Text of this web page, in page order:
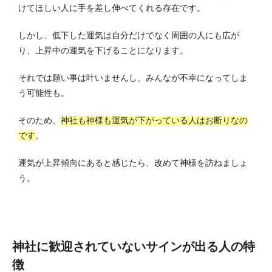
けてほしい人に手を差し伸べてくれる存在です。
しかし、低下した運気は自分だけでなく周囲の人にも広が
り、上昇中の運気を下げることになります。
それでは願い事は叶いませんし、みんなが不幸になってしま
う可能性も。
そのため、 神社も神様も運気が下がっている人はお断りなの
です。
運気が上昇傾向にあると感じたら、改めて神様を訪ねましょ
う。
神社に歓迎されていないサインが出る人の特
徴